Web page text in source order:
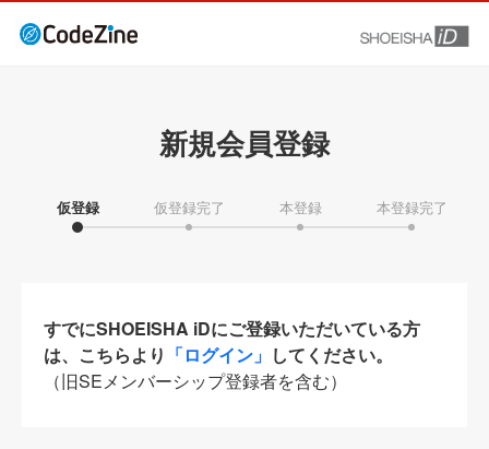
新規会員登録
仮登録 仮登録完了 本登録 本登録完了
すでにSHOEISHA iDにご登録いただいている方
は、こちらより 「ログイン」 してください。
（旧SEメンバーシップ登録者を含む）